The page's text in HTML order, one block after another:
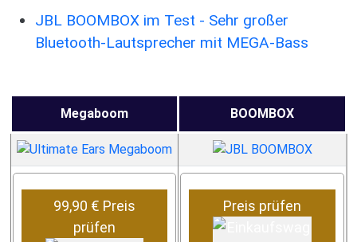
JBL BOOMBOX im Test - Sehr großer
Bluetooth-Lautsprecher mit MEGA-Bass
Megaboom BOOMBOX
99,90 € Preis
prüfen
Preis prüfen